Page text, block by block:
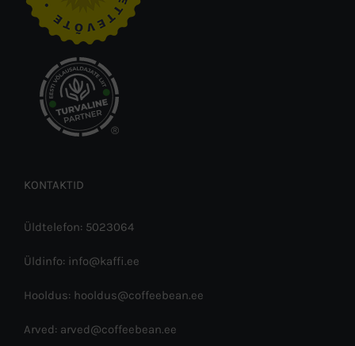
®
KONTAKTID
Üldtelefon: 5023064
Üldinfo: info@kaffi.ee
Hooldus: hooldus@coffeebean.ee
Arved: arved@coffeebean.ee